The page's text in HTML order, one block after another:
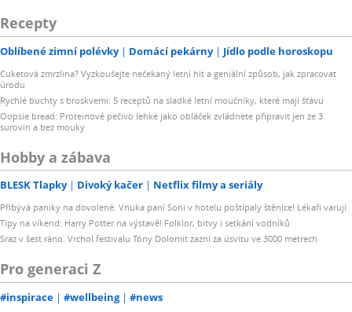
Recepty
Oblíbené zimní polévky Domácí pekárny Jídlo podle horoskopu
Cuketová zmrzlina? Vyzkoušejte nečekaný letní hit a geniální způsob, jak zpracovat
úrodu
Rychlé buchty s broskvemi: 5 receptů na sladké letní moučníky, které mají šťávu
Oopsie bread: Proteinové pečivo lehké jako obláček zvládnete připravit jen ze 3
surovin a bez mouky
Hobby a zábava
BLESK Tlapky Divoký kačer Netflix filmy a seriály
Přibývá paniky na dovolené: Vnuka paní Soni v hotelu poštípaly štěnice! Lékaři varují
Tipy na víkend: Harry Potter na výstavě! Folklor, bitvy i setkání vodníků
Sraz v šest ráno. Vrchol festivalu Tóny Dolomit zazní za úsvitu ve 3000 metrech
Pro generaci Z
#inspirace #wellbeing #news